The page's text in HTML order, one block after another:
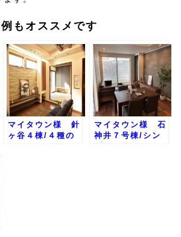
もオススメです
マイタウン様 針
ヶ谷４棟/４種の
マイタウン様 石
神井７号棟/シン